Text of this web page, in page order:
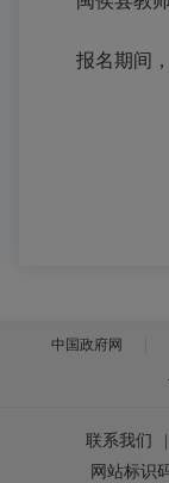
报名期间
中国政府网
联系我们
网站标识